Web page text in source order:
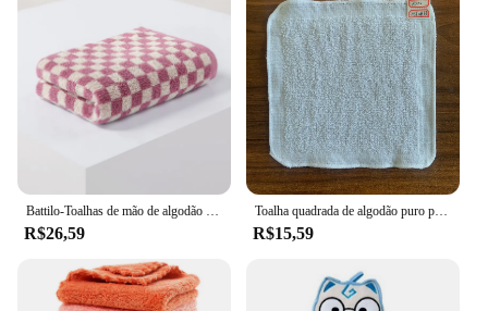
R$26,59
Toalha quadrada de algodão puro para crianças, toalha pequena branca, limpeza doméstica, jardim de infância, venda quente, atacado, 10pcs, 20x20cm
R$15,59